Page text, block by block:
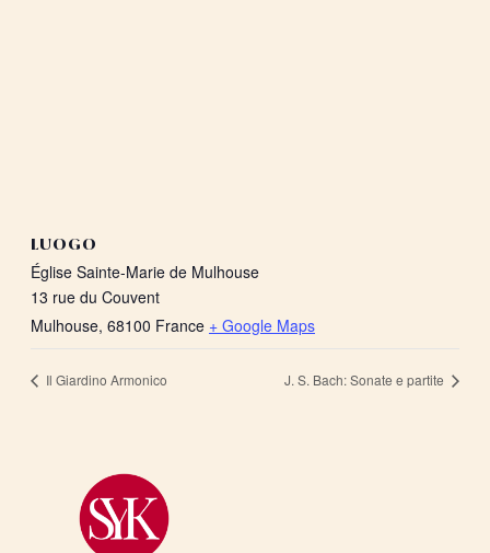
LUOGO
Église Sainte-Marie de Mulhouse
13 rue du Couvent
Mulhouse, 68100 France + Google Maps
Il Giardino Armonico J. S. Bach: Sonate e partite